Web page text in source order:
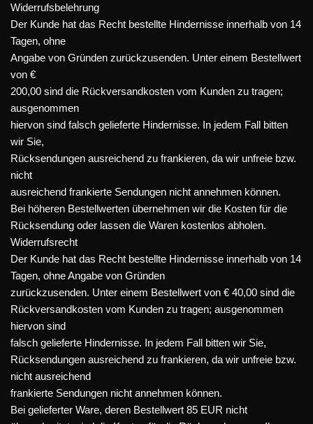
Widerrufsbelehrung
Der Kunde hat das Recht bestellte Hindernisse innerhalb von 14
Tagen, ohne
Angabe von Gründen zurückzusenden. Unter einem Bestellwert
von €
200,00 sind die Rückversandkosten vom Kunden zu tragen;
ausgenommen
hiervon sind falsch gelieferte Hindernisse. In jedem Fall bitten
wir Sie,
Rücksendungen ausreichend zu frankieren, da wir unfreie bzw.
nicht
ausreichend frankierte Sendungen nicht annehmen können.
Bei höheren Bestellwerten übernehmen wir die Kosten für die
Rücksendung oder lassen die Waren kostenlos abholen.
Widerrufsrecht
Der Kunde hat das Recht bestellte Hindernisse innerhalb von 14
Tagen, ohne Angabe von Gründen
zurückzusenden. Unter einem Bestellwert von € 40,00 sind die
Rückversandkosten vom Kunden zu tragen; ausgenommen
hiervon sind
falsch gelieferte Hindernisse. In jedem Fall bitten wir Sie,
Rücksendungen ausreichend zu frankieren, da wir unfreie bzw.
nicht ausreichend
frankierte Sendungen nicht annehmen können.
Bei gelieferter Ware, deren Bestellwert 85 EUR nicht